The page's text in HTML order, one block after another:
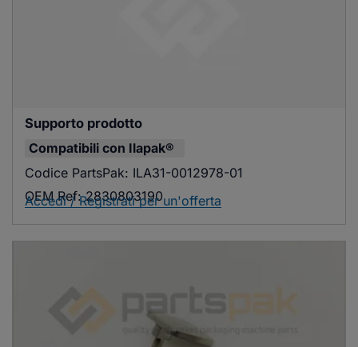
Supporto prodotto
Compatibili con Ilapak®
Codice PartsPak: ILA31-0012978-01
OEM Ref: 2830803190
Accedi / Registrati per un'offerta